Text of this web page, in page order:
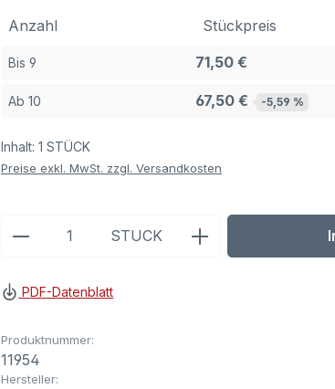
Anzahl Stückpreis
Bis 9 71,50 €
Ab 10 67,50 € -5,59 %
Inhalt: 1 STÜCK
Preise exkl. MwSt. zzgl. Versandkosten
Produkt Anzahl: Gib den
STÜCK
PDF-Datenblatt
Produktnummer:
11954
Hersteller: